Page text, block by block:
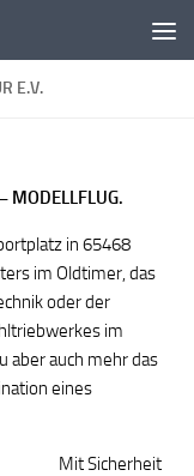
E.V.
in 65468
im Oldtimer, das
oder der
im
aber auch mehr das
eines
Mit Sicherheit